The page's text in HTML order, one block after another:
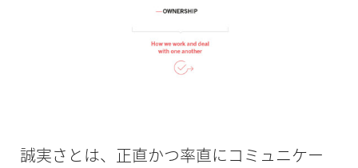
誠実さとは、正直かつ率直にコミュニケー